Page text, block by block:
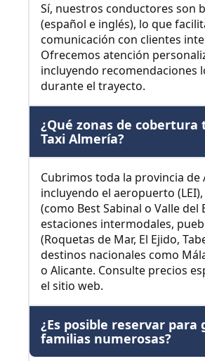
Sí, nuestros conductores son
(español e inglés), lo que
comunicación con clientes
Ofrecemos atención
incluyendo recomendaciones
durante el trayecto.
¿Qué zonas de cobertura
Taxi Almería?
Cubrimos toda la provincia de
incluyendo el aeropuerto
(como Best Sabinal o Valle del
estaciones intermodales,
(Roquetas de Mar, El Ejido,
destinos nacionales como
o Alicante. Consulte precios
el sitio web.
¿Es posible reservar para
familias numerosas?